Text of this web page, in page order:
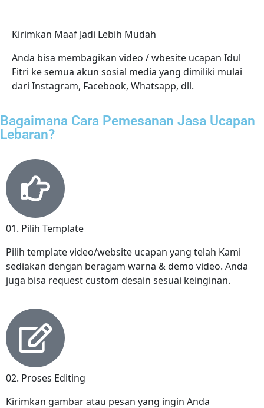
Kirimkan Maaf Jadi Lebih Mudah
Anda bisa membagikan video / wbesite ucapan Idul
Fitri ke semua akun sosial media yang dimiliki mulai
dari Instagram, Facebook, Whatsapp, dll.
Bagaimana Cara Pemesanan Jasa Ucapan
Lebaran?
01. Pilih Template
Pilih template video/website ucapan yang telah Kami
sediakan dengan beragam warna & demo video. Anda
juga bisa request custom desain sesuai keinginan.
02. Proses Editing
Kirimkan gambar atau pesan yang ingin Anda